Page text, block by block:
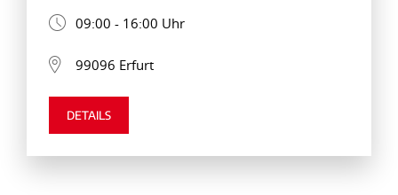
09:00 - 16:00 Uhr
99096 Erfurt
DETAILS